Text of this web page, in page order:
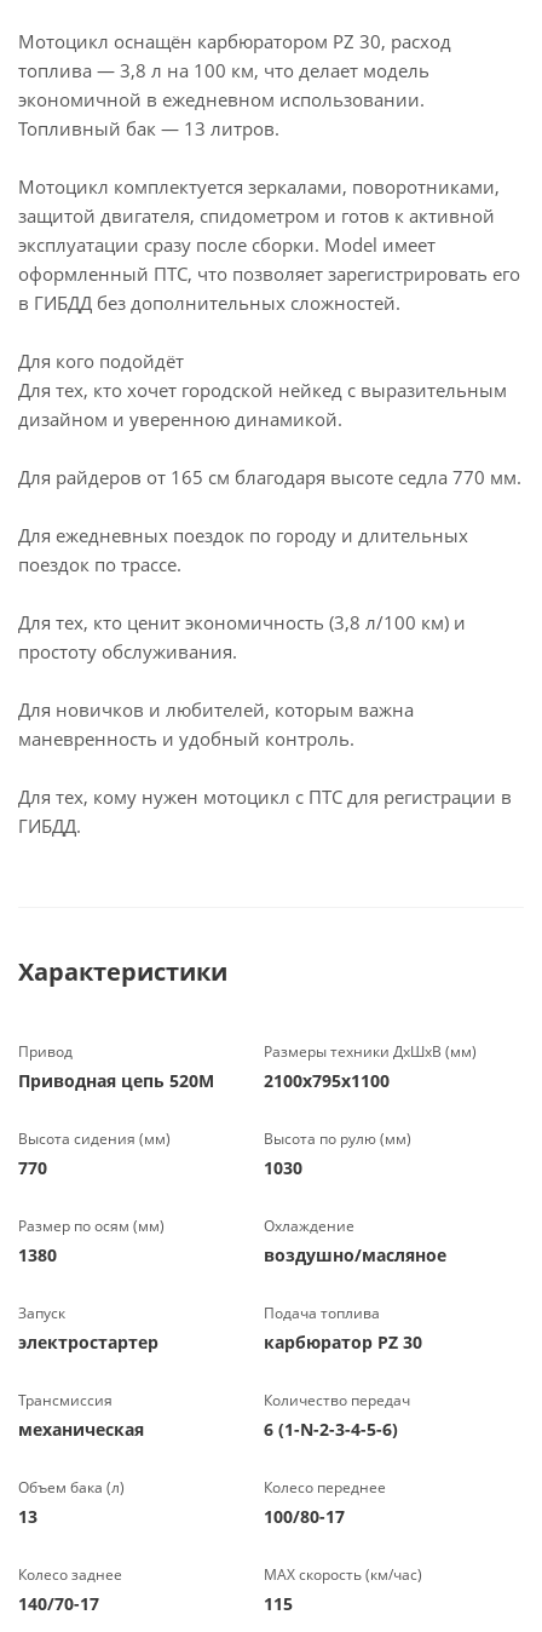
Мотоцикл оснащён карбюратором PZ 30, расход
топлива — 3,8 л на 100 км, что делает модель
экономичной в ежедневном использовании.
Топливный бак — 13 литров.
Мотоцикл комплектуется зеркалами, поворотниками,
защитой двигателя, спидометром и готов к активной
эксплуатации сразу после сборки. Model имеет
оформленный ПТС, что позволяет зарегистрировать его
в ГИБДД без дополнительных сложностей.
Для кого подойдёт
Для тех, кто хочет городской нейкед с выразительным
дизайном и уверенною динамикой.
Для райдеров от 165 см благодаря высоте седла 770 мм.
Для ежедневных поездок по городу и длительных
поездок по трассе.
Для тех, кто ценит экономичность (3,8 л/100 км) и
простоту обслуживания.
Для новичков и любителей, которым важна
маневренность и удобный контроль.
Для тех, кому нужен мотоцикл с ПТС для регистрации в
ГИБДД.
Характеристики
Привод
Приводная цепь 520М
Размеры техники ДхШхВ (мм)
2100х795х1100
Высота сидения (мм)
770
Высота по рулю (мм)
1030
Размер по осям (мм)
1380
Охлаждение
воздушно/масляное
Запуск
электростартер
Подача топлива
карбюратор PZ 30
Трансмиссия
механическая
Количество передач
6 (1-N-2-3-4-5-6)
Объем бака (л)
13
Колесо переднее
100/80-17
Колесо заднее
140/70-17
МАХ скорость (км/час)
115